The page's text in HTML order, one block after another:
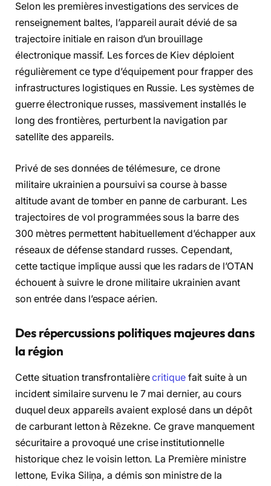
Selon les premières investigations des services de
renseignement baltes, l’appareil aurait dévié de sa
trajectoire initiale en raison d’un brouillage
électronique massif. Les forces de Kiev déploient
régulièrement ce type d’équipement pour frapper des
infrastructures logistiques en Russie. Les systèmes de
guerre électronique russes, massivement installés le
long des frontières, perturbent la navigation par
satellite des appareils.
Privé de ses données de télémesure, ce drone
militaire ukrainien a poursuivi sa course à basse
altitude avant de tomber en panne de carburant. Les
trajectoires de vol programmées sous la barre des
300 mètres permettent habituellement d’échapper aux
réseaux de défense standard russes. Cependant,
cette tactique implique aussi que les radars de l’OTAN
échouent à suivre le drone militaire ukrainien avant
son entrée dans l’espace aérien.
Des répercussions politiques majeures dans
la région
Cette situation transfrontalièrecritiquefait suite à un
incident similaire survenu le 7 mai dernier, au cours
duquel deux appareils avaient explosé dans un dépôt
de carburant letton à Rēzekne. Ce grave manquement
sécuritaire a provoqué une crise institutionnelle
historique chez le voisin letton. La Première ministre
lettone, Evika Siliņa, a démis son ministre de la